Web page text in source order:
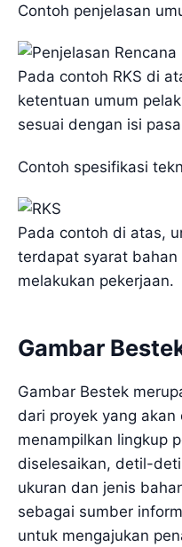
Contoh penjelasan
Pada contoh RKS di
ketentuan umum
sesuai dengan isi
Contoh spesifikasi
Pada contoh di atas,
terdapat syarat
melakukan pekerjaan.
Gambar
Gambar Bestek
dari proyek yang akan
menampilkan lingkup
diselesaikan, detil-
ukuran dan jenis
sebagai sumber
untuk mengajukan